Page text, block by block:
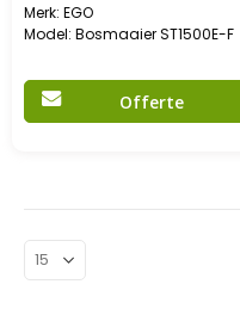
Merk: EGO
Model: Bosmaaier ST1500E-F
Offerte